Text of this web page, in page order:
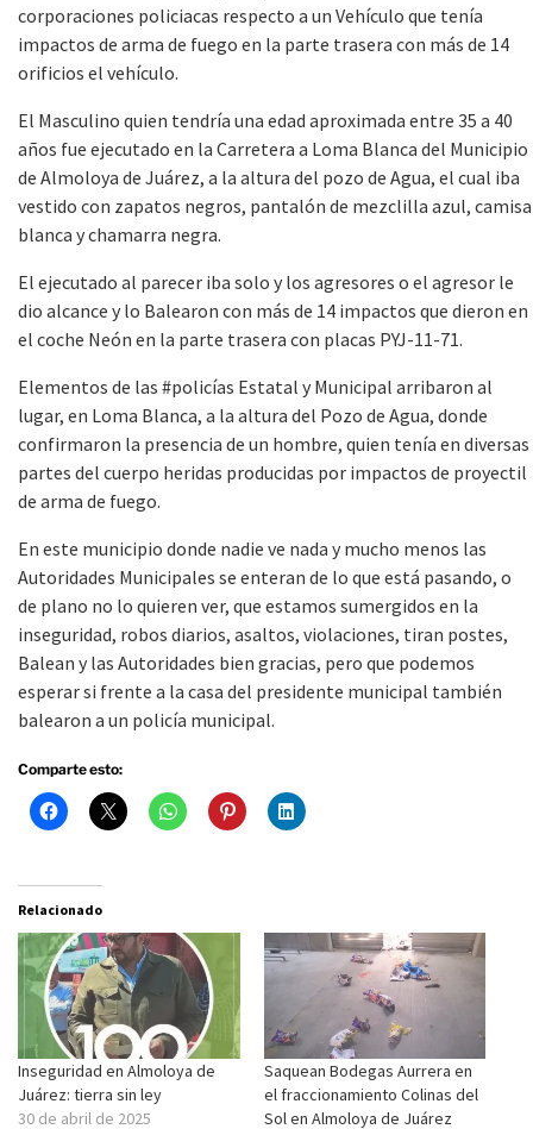
corporaciones policiacas respecto a un Vehículo que tenía
impactos de arma de fuego en la parte trasera con más de 14
orificios el vehículo.
El Masculino quien tendría una edad aproximada entre 35 a 40
años fue ejecutado en la Carretera a Loma Blanca del Municipio
de Almoloya de Juárez, a la altura del pozo de Agua, el cual iba
vestido con zapatos negros, pantalón de mezclilla azul, camisa
blanca y chamarra negra.
El ejecutado al parecer iba solo y los agresores o el agresor le
dio alcance y lo Balearon con más de 14 impactos que dieron en
el coche Neón en la parte trasera con placas PYJ-11-71.
Elementos de las #policías Estatal y Municipal arribaron al
lugar, en Loma Blanca, a la altura del Pozo de Agua, donde
confirmaron la presencia de un hombre, quien tenía en diversas
partes del cuerpo heridas producidas por impactos de proyectil
de arma de fuego.
En este municipio donde nadie ve nada y mucho menos las
Autoridades Municipales se enteran de lo que está pasando, o
de plano no lo quieren ver, que estamos sumergidos en la
inseguridad, robos diarios, asaltos, violaciones, tiran postes,
Balean y las Autoridades bien gracias, pero que podemos
esperar si frente a la casa del presidente municipal también
balearon a un policía municipal.
Comparte esto:
Relacionado
Inseguridad en Almoloya de
Juárez: tierra sin ley
30 de abril de 2025
Saquean Bodegas Aurrera en
el fraccionamiento Colinas del
Sol en Almoloya de Juárez